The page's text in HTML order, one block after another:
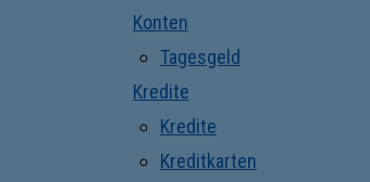
Konten
Tagesgeld
Kredite
Kredite
Kreditkarten